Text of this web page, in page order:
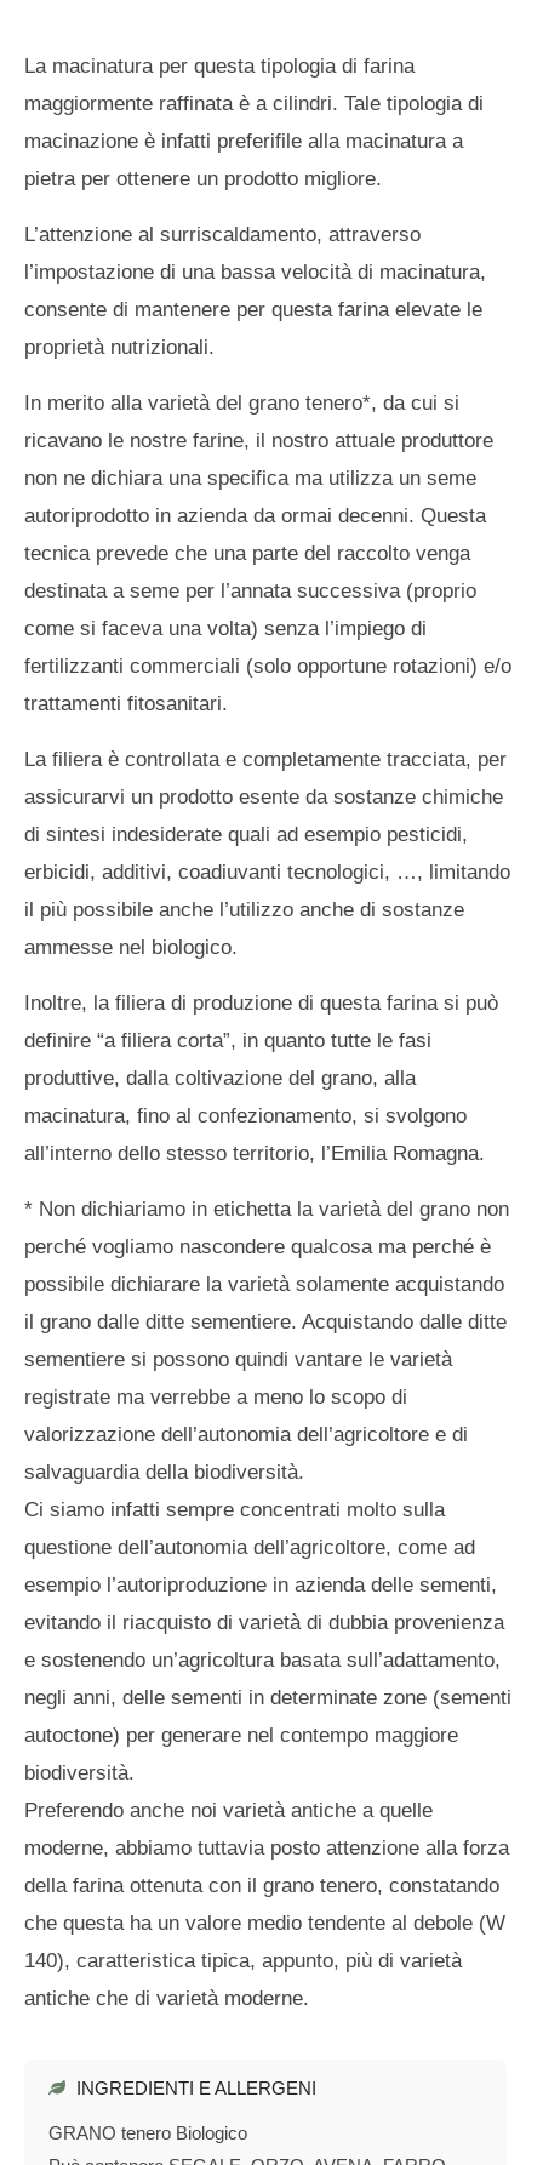
La macinatura per questa tipologia di farina
maggiormente raffinata è a cilindri. Tale tipologia di
macinazione è infatti preferifile alla macinatura a
pietra per ottenere un prodotto migliore.
L’attenzione al surriscaldamento, attraverso
l’impostazione di una bassa velocità di macinatura,
consente di mantenere per questa farina elevate le
proprietà nutrizionali.
In merito alla varietà del grano tenero*, da cui si
ricavano le nostre farine, il nostro attuale produttore
non ne dichiara una specifica ma utilizza un seme
autoriprodotto in azienda da ormai decenni. Questa
tecnica prevede che una parte del raccolto venga
destinata a seme per l’annata successiva (proprio
come si faceva una volta) senza l’impiego di
fertilizzanti commerciali (solo opportune rotazioni) e/o
trattamenti fitosanitari.
La filiera è controllata e completamente tracciata, per
assicurarvi un prodotto esente da sostanze chimiche
di sintesi indesiderate quali ad esempio pesticidi,
erbicidi, additivi, coadiuvanti tecnologici, …, limitando
il più possibile anche l’utilizzo anche di sostanze
ammesse nel biologico.
Inoltre, la filiera di produzione di questa farina si può
definire “a filiera corta”, in quanto tutte le fasi
produttive, dalla coltivazione del grano, alla
macinatura, fino al confezionamento, si svolgono
all’interno dello stesso territorio, l’Emilia Romagna.
* Non dichiariamo in etichetta la varietà del grano non
perché vogliamo nascondere qualcosa ma perché è
possibile dichiarare la varietà solamente acquistando
il grano dalle ditte sementiere. Acquistando dalle ditte
sementiere si possono quindi vantare le varietà
registrate ma verrebbe a meno lo scopo di
valorizzazione dell’autonomia dell’agricoltore e di
salvaguardia della biodiversità.
Ci siamo infatti sempre concentrati molto sulla
questione dell’autonomia dell’agricoltore, come ad
esempio l’autoriproduzione in azienda delle sementi,
evitando il riacquisto di varietà di dubbia provenienza
e sostenendo un’agricoltura basata sull’adattamento,
negli anni, delle sementi in determinate zone (sementi
autoctone) per generare nel contempo maggiore
biodiversità.
Preferendo anche noi varietà antiche a quelle
moderne, abbiamo tuttavia posto attenzione alla forza
della farina ottenuta con il grano tenero, constatando
che questa ha un valore medio tendente al debole (W
140), caratteristica tipica, appunto, più di varietà
antiche che di varietà moderne.
INGREDIENTI E ALLERGENI
GRANO tenero Biologico